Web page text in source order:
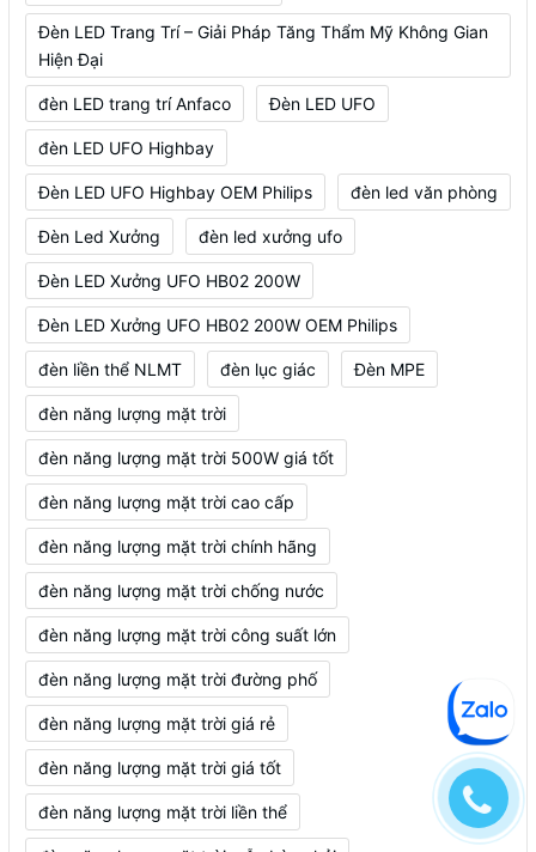
Đèn LED Trang Trí – Giải Pháp Tăng Thẩm Mỹ Không Gian
Hiện Đại
đèn LED trang trí Anfaco Đèn LED UFO
đèn LED UFO Highbay
Đèn LED UFO Highbay OEM Philips đèn led văn phòng
Đèn Led Xưởng đèn led xưởng ufo
Đèn LED Xưởng UFO HB02 200W
Đèn LED Xưởng UFO HB02 200W OEM Philips
đèn liền thể NLMT đèn lục giác Đèn MPE
đèn năng lượng mặt trời
đèn năng lượng mặt trời 500W giá tốt
đèn năng lượng mặt trời cao cấp
đèn năng lượng mặt trời chính hãng
đèn năng lượng mặt trời chống nước
đèn năng lượng mặt trời công suất lớn
đèn năng lượng mặt trời đường phố
đèn năng lượng mặt trời giá rẻ
đèn năng lượng mặt trời giá tốt
đèn năng lượng mặt trời liền thể